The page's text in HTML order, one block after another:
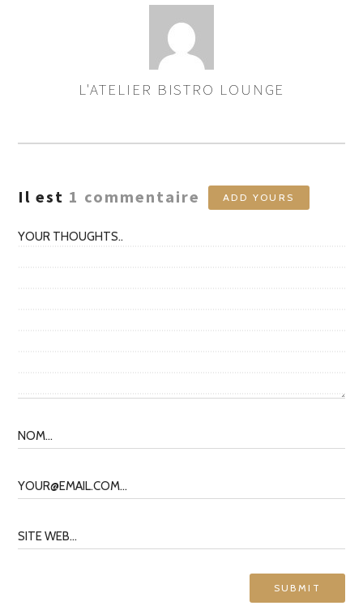
ASSIGNER
AUTEURS
L'ATELIER BISTRO LOUNGE
Il est 1 commentaire ADD YOURS